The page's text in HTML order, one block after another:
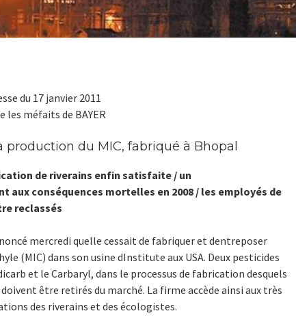
du 17 janvier 2011
méfaits de BAYER
production du MIC, fabriqué à Bhopal
de riverains enfin satisfaite / un
aux conséquences mortelles en 2008 / les employés de
reclassés
mercredi quelle cessait de fabriquer et dentreposer
(MIC) dans son usine dInstitute aux USA. Deux pesticides
et le Carbaryl, dans le processus de fabrication desquels
être retirés du marché. La firme accède ainsi aux très
des riverains et des écologistes.